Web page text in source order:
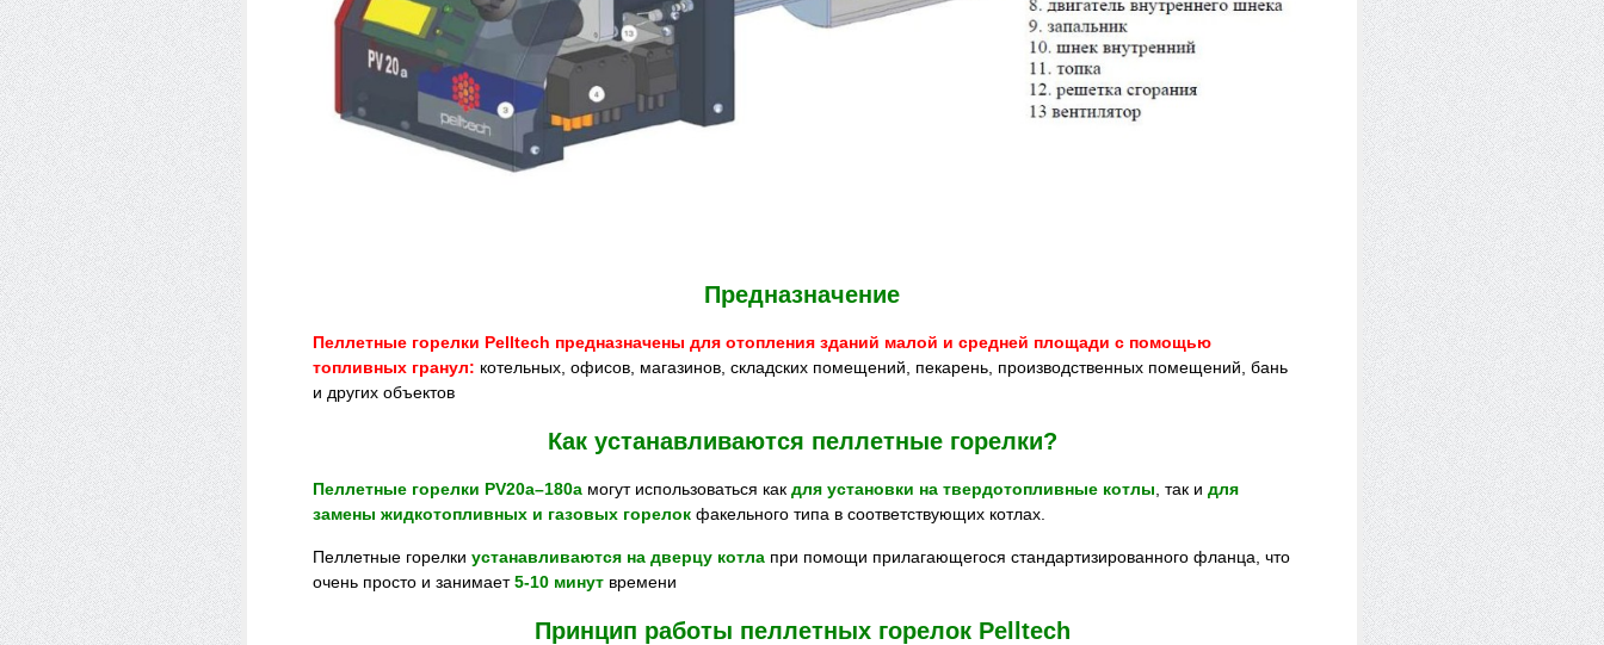
Предназначение
Пеллетные горелки Pelltech предназначены для отопления зданий малой и средней площади с помощью
топливных гранул: котельных, офисов, магазинов, складских помещений, пекарень, производственных помещений, бань
и других объектов
Как устанавливаются пеллетные горелки?
Пеллетные горелки PV20a–180a могут использоваться как для установки на твердотопливные котлы , так и для
замены жидкотопливных и газовых горелок факельного типа в соответствующих котлах.
Пеллетные горелки устанавливаются на дверцу котла при помощи прилагающегося стандартизированного фланца, что
очень просто и занимает5-10 минут времени
Принцип работы пеллетных горелок Pelltech